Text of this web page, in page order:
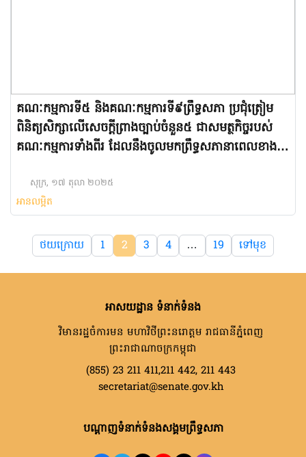
គណៈកម្មការទី៥ និងគណៈកម្មការទី៩ព្រឹទ្ធសភា ប្រជុំត្រៀម
ពិនិត្យសិក្សាលើសេចក្តីព្រាងច្បាប់ចំនួន៥ ជាសមត្ថកិច្ចរបស់
គណៈកម្មការទាំងពីរ ដែលនឹងចូលមកព្រឹទ្ធសភានាពេលខាង
សុក្រ, ១៧ តុលា ២០២៥
អានលម្អិត
ថយក្រោយ 1 2 3 4 … 19 ទៅមុខ
អាសយដ្ឋាន ទំនាក់ទំនង
វិមានរដ្ឋចំការមន មហាវិថីព្រះនរោត្តម រាជធានីភ្នំពេញ
ព្រះរាជាណាចក្រកម្ពុជា
(855) 23 211 411,211 442, 211 443
secretariat@senate.gov.kh
បណ្តាញទំនាក់ទំនងសង្គមព្រឹទ្ធសភា